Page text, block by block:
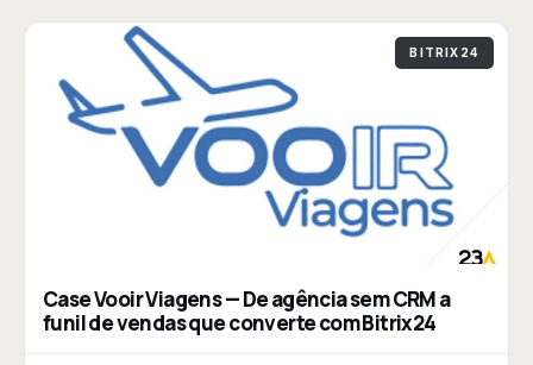
BITRIX24
Case Vooir Viagens — De agência sem CRM a
funil de vendas que converte com Bitrix24